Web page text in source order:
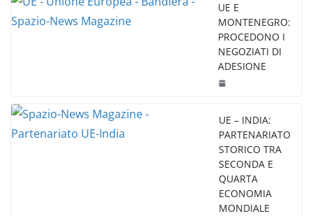
UE E
MONTENEGRO:
PROCEDONO I
NEGOZIATI DI
ADESIONE
UE – INDIA:
PARTENARIATO
STORICO TRA
SECONDA E
QUARTA
ECONOMIA
MONDIALE